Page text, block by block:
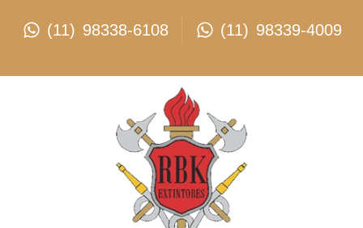
(11) 98338-6108 (11) 98339-4009